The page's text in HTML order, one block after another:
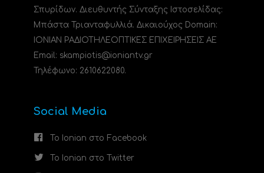
Σπυρίδων. Διευθυντής Σύνταξης Ιστοσελίδας:
Μπάστα Τριανταφυλλιά. Δικαιούχος Domain:
ΙΟΝΙΑΝ ΡΑΔΙΟΤΗΛΕΟΠΤΙΚΕΣ ΕΠΙΧΕΙΡΗΣΕΙΣ ΑΕ
Email: skampiotis@ioniantv.gr
Τηλέφωνο: 2610622080.
Social Media
Το Ionian στο Facebook
Το Ionian στο Twitter